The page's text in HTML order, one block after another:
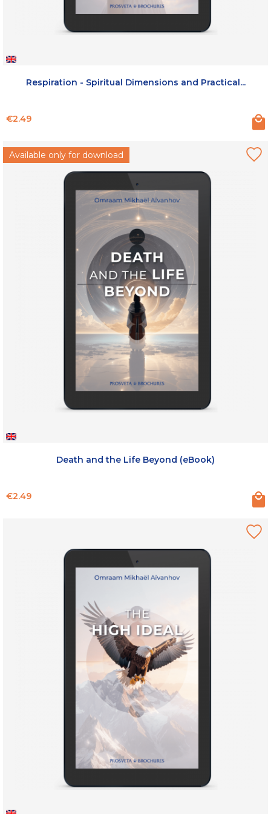
Respiration - Spiritual Dimensions and Practical...
Price
€2.49
Available only for download
Death and the Life Beyond (eBook)
Price
€2.49